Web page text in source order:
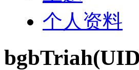
个人资料
bgbTriah